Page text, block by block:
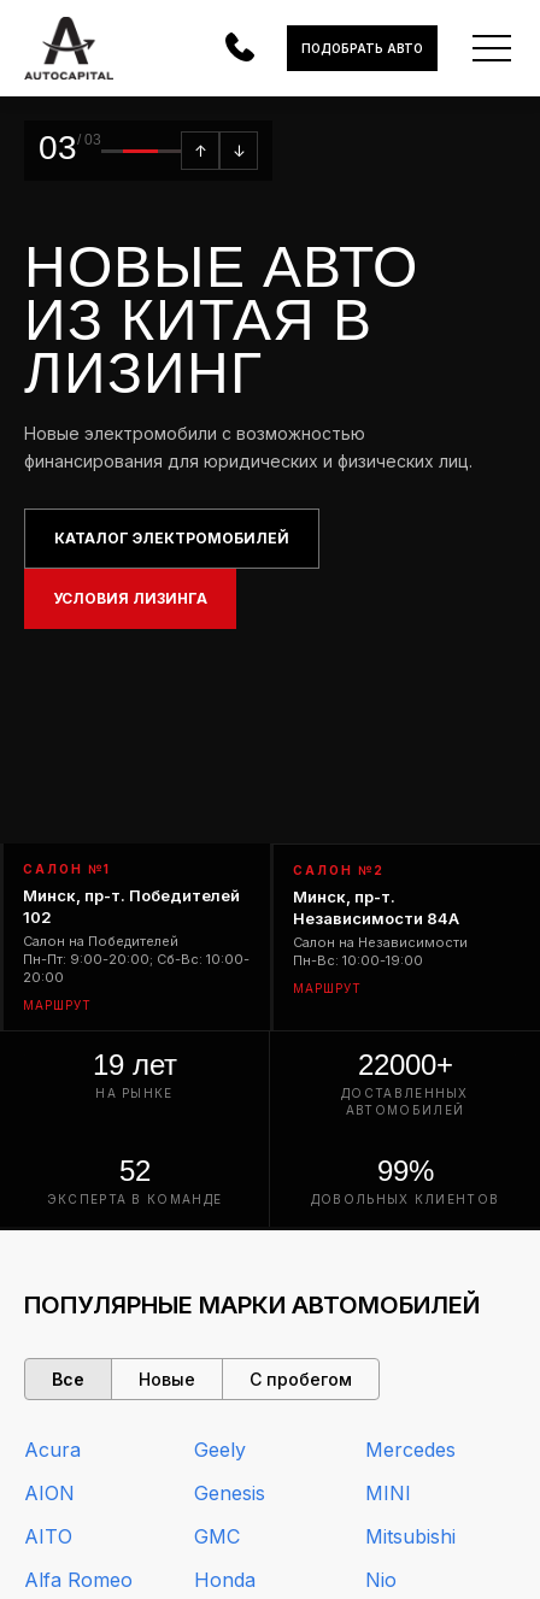
АВТОМОБИЛИ
В НАЛИЧИИ
МОТОЦИКЛЫ
УСЛУГИ
ЛИЗИНГ
ОТЗЫВЫ
ВАКАНСИИ
ПОДОБРАТЬ АВТО
НОВЫЕ АВТО
ИЗ КИТАЯ В
ЛИЗИНГ
Новые электромобили с возможностью
финансирования для юридических и физических лиц.
КАТАЛОГ ЭЛЕКТРОМОБИЛЕЙ
УСЛОВИЯ ЛИЗИНГА
03/ 03
↑ ↓
САЛОН №1
Минск, пр-т. Победителей
102
Салон на Победителей
Пн-Пт: 9:00-20:00; Сб-Вс: 10:00-
20:00
МАРШРУТ
САЛОН №2
Минск, пр-т.
Независимости 84А
Салон на Независимости
Пн-Вс: 10:00-19:00
МАРШРУТ
19 лет
НА РЫНКЕ
22000+
ДОСТАВЛЕННЫХ
АВТОМОБИЛЕЙ
52
ЭКСПЕРТА В КОМАНДЕ
99%
ДОВОЛЬНЫХ КЛИЕНТОВ
ПОПУЛЯРНЫЕ МАРКИ АВТОМОБИЛЕЙ
Все Новые С пробегом
Acura
AION
AITO
Alfa Romeo
Geely
Genesis
GMC
Honda
Mercedes
MINI
Mitsubishi
Nio